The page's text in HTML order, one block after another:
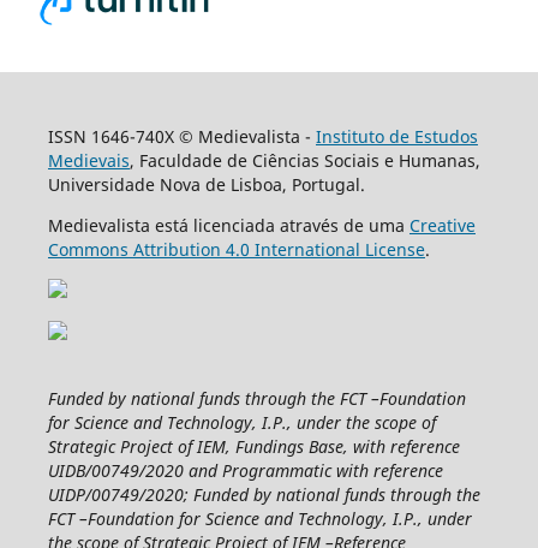
ISSN 1646-740X © Medievalista - Instituto de Estudos
Medievais, Faculdade de Ciências Sociais e Humanas,
Universidade Nova de Lisboa, Portugal.
Medievalista está licenciada através de uma Creative
Commons Attribution 4.0 International License.
Funded by national funds through the FCT –Foundation
for Science and Technology, I.P., under the scope of
Strategic Project of IEM, Fundings Base, with reference
UIDB/00749/2020 and Programmatic with reference
UIDP/00749/2020; Funded by national funds through the
FCT –Foundation for Science and Technology, I.P., under
the scope of Strategic Project of IEM –Reference